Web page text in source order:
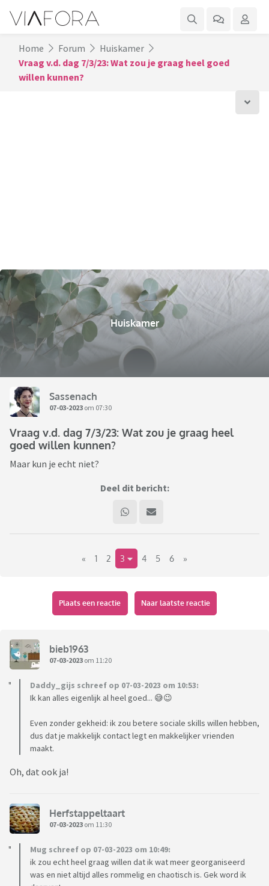
Home Forum
Huiskamer
Vraag v.d. dag 7/3/23: Wat zou je graag heel goed
willen kunnen?
Huiskamer
Sassenach
07-03-2023 om 07:30
Vraag v.d. dag 7/3/23: Wat zou je graag heel
goed willen kunnen?
Maar kun je echt niet?
Deel dit bericht:
« 1 2 3 4 5 6 »
Plaats een reactie Naar laatste reactie
bieb1963
07-03-2023 om 11:20
Daddy_gijs schreef op 07-03-2023 om 10:53:
Ik kan alles eigenlijk al heel goed... 😅😉
Even zonder gekheid: ik zou betere sociale skills willen hebben,
dus dat je makkelijk contact legt en makkelijker vrienden
maakt.
Oh, dat ook ja!
Herfstappeltaart
07-03-2023 om 11:30
Mug schreef op 07-03-2023 om 10:49:
ik zou echt heel graag willen dat ik wat meer georganiseerd
was en niet altijd alles rommelig en chaotisch is. Gek word ik